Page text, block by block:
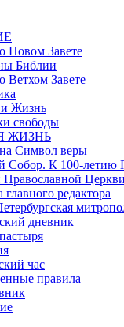
Новом Завете
Библии
Ветхом Завете
Жизнь
свободы
ЖИЗНЬ
Символ веры
Собор. К 100-летию
Православной
главного редактора
дневник
час
правила